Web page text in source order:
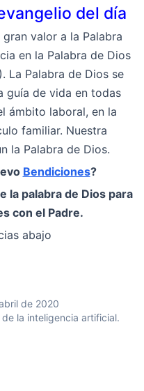
del día
valor a la Palabra
en la Palabra de Dios
La Palabra de Dios se
guía de vida en todas
ámbito laboral, en la
familiar. Nuestra
la Palabra de Dios.
Bendiciones?
la palabra de Dios para
con el Padre.
abajo
de 2020
la inteligencia artificial.